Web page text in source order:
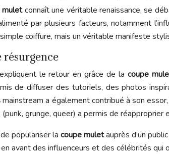
muletconnaît une véritable renaissance, se
par plusieurs facteurs, notamment
coiffure, mais un véritable manifeste
résurgence
le retour en grâce de la coupe
de diffuser des tutoriels, des photos
mainstream a également contribué à son
grunge, queer) a permis de réapproprier
populariser la coupe muletauprès d’un
avant des influenceurs et des célébrités qui